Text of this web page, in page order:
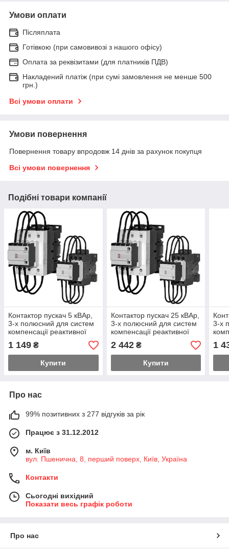
Умови оплати
Післяплата
Готівкою (при самовивозі з нашого офісу)
Оплата за реквізитами (для платників ПДВ)
Накладений платіж (при сумі замовлення не менше 500
грн.)
Всі умови оплати
Умови повернення
Повернення товару впродовж 14 днів за рахунок покупця
Всі умови повернення
Подібні товари компанії
Контактор пускач 5 кВАр,
3-х полюсний для систем
компенсації реактивної
потужності з котушкою
220В
1 149 ₴
Купити
Контактор пускач 25 кВАр,
3-х полюсний для систем
компенсації реактивної
потужності з котушкою
220В
2 442₴
Купити
3-х
1
Про нас
99% позитивних з 277 відгуків за рік
Працює з 31.12.2012
м. Київ
вул. Пшенична, 8, перший поверх, Київ, Україна
Контакти
Сьогодні вихідний
Показати весь графік роботи
Про нас